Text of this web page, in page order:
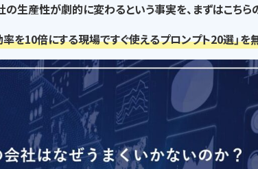
の生産性が劇的に変わるという事実を、まずはこち
を10倍にする現場ですぐ使えるプロンプト20選」